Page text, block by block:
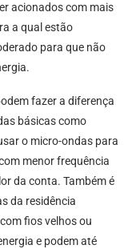
acionados com mais
a qual estão
para que não
fazer a diferença
básicas como
o micro-ondas para
menor frequência
da conta. Também é
da residência
fios velhos ou
e podem até